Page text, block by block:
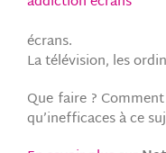
écrans.
La télévision, les
Que faire ?
qu’inefficaces à ce